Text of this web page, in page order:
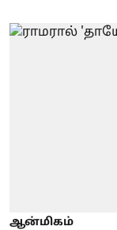
ஆன்மிகம்